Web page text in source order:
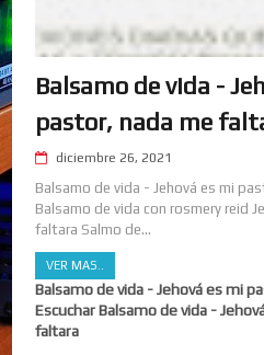
Balsamo de vida -
pastor, nada me
diciembre 26, 2021
Balsamo de vida - Jehová es mi
Balsamo de vida con rosmery reid
faltara Salmo de...
VER MAS..
Balsamo de vida - Jehová es mi
Escuchar Balsamo de vida -
faltara